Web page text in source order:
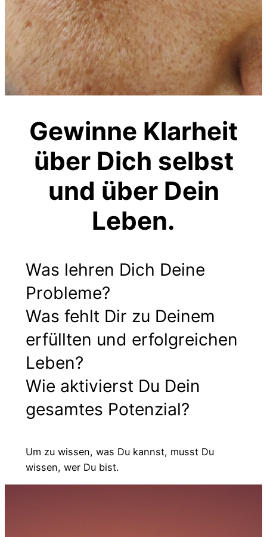
Gewinne Klarheit
über Dich selbst
und über Dein
Leben.
Was lehren Dich Deine
Probleme?
Was fehlt Dir zu Deinem
erfüllten und erfolgreichen
Leben?
Wie aktivierst Du Dein
gesamtes Potenzial?
Um zu wissen, was Du kannst, musst Du
wissen, wer Du bist.